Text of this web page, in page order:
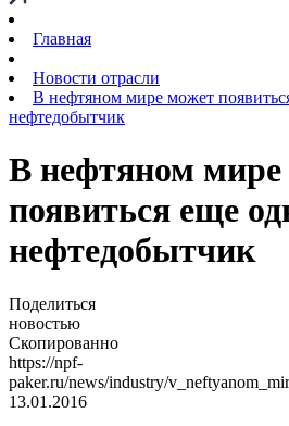
Главная
Новости отрасли
В нефтяном мире может
нефтедобытчик
В нефтяном
появиться еще
нефтедобытчик
Поделиться
новостью
Скопированно
https://npf-
paker.ru/news/industry/
13.01.2016